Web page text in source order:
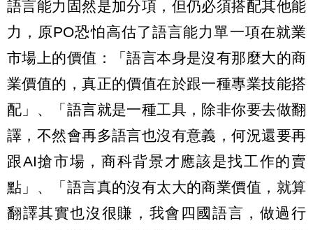
語言能力固然是加分項，但仍必須搭配其他能
力，原PO恐怕高估了語言能力單一項在就業
市場上的價值：「語言本身是沒有那麼大的商
業價值的，真正的價值在於跟一種專業技能搭
配」、「語言就是一種工具，除非你要去做翻
譯，不然會再多語言也沒有意義，何況還要再
跟AI搶市場，商科背景才應該是找工作的賣
點」、「語言真的沒有太大的商業價值，就算
翻譯其實也沒很賺，我會四國語言，做過行